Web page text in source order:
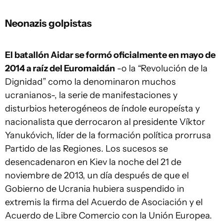
Neonazis golpistas
El batallón Aidar se formó oficialmente en mayo de
2014 a raíz del Euromaidán -o la “Revolución de la
Dignidad” como la denominaron muchos
ucranianos-, la serie de manifestaciones y
disturbios heterogéneos de índole europeísta y
nacionalista que derrocaron al presidente Víktor
Yanukóvich, líder de la formación política prorrusa
Partido de las Regiones. Los sucesos se
desencadenaron en Kiev la noche del 21 de
noviembre de 2013, un día después de que el
Gobierno de Ucrania hubiera suspendido in
extremis la firma del Acuerdo de Asociación y el
Acuerdo de Libre Comercio con la Unión Europea.